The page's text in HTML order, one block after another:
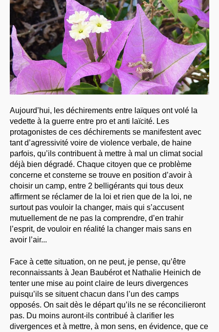
Aujourd’hui, les déchirements entre laïques ont volé la
vedette à la guerre entre pro et anti laïcité. Les
protagonistes de ces déchirements se manifestent avec
tant d’agressivité voire de violence verbale, de haine
parfois, qu’ils contribuent à mettre à mal un climat social
déjà bien dégradé. Chaque citoyen que ce problème
concerne et consterne se trouve en position d’avoir à
choisir un camp, entre 2 belligérants qui tous deux
affirment se réclamer de la loi et rien que de la loi, ne
surtout pas vouloir la changer, mais qui s’accusent
mutuellement de ne pas la comprendre, d’en trahir
l’esprit, de vouloir en réalité la changer mais sans en
avoir l’air...
Face à cette situation, on ne peut, je pense, qu’être
reconnaissants à Jean Baubérot et Nathalie Heinich de
tenter une mise au point claire de leurs divergences
puisqu’ils se situent chacun dans l’un des camps
opposés. On sait dès le départ qu’ils ne se réconcilieront
pas. Du moins auront-ils contribué à clarifier les
divergences et à mettre, à mon sens, en évidence, que ce